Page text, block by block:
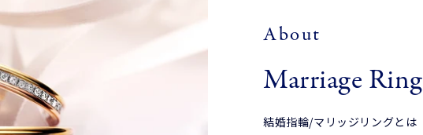
About
Marriage Ring
結婚指輪/マリッジリングとは